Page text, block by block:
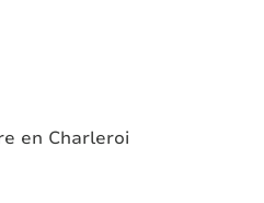
en Charleroi